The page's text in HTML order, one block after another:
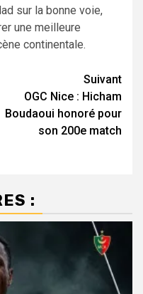
sur la bonne voie,
une meilleure
continentale.
Suivant
OGC Nice : Hicham
Boudaoui honoré pour
son 200e match
: